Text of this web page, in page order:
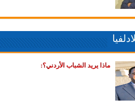
ماذا يريد الشباب الأردني؟: